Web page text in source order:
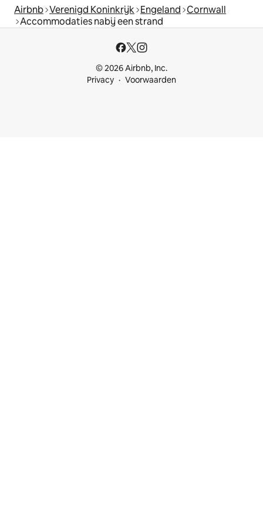
Airbnb Verenigd Koninkrijk Engeland Cornwall
Accommodaties nabij een strand
© 2026 Airbnb, Inc.
Privacy
Voorwaarden